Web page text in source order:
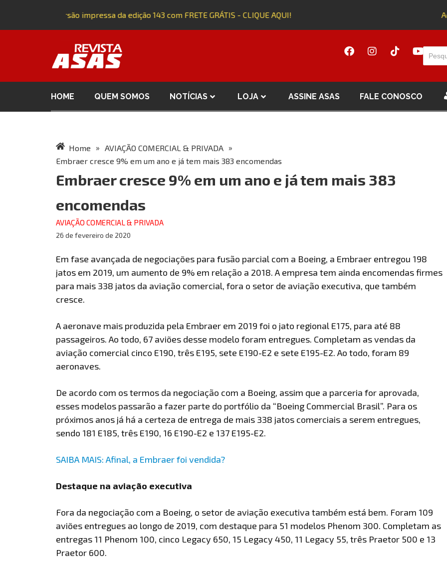
Adquira a versão impressa da edição 143 com FRETE GRÁTIS - CLIQUE AQUI!
HOME QUEM SOMOS NOTÍCIAS LOJA ASSINE ASAS FALE CONOSCO
Home » AVIAÇÃO COMERCIAL & PRIVADA »
Embraer cresce 9% em um ano e já tem mais 383 encomendas
Embraer cresce 9% em um ano e já tem mais 383
encomendas
AVIAÇÃO COMERCIAL & PRIVADA
26 de fevereiro de 2020
Em fase avançada de negociações para fusão parcial com a Boeing, a Embraer entregou 198
jatos em 2019, um aumento de 9% em relação a 2018. A empresa tem ainda encomendas firmes
para mais 338 jatos da aviação comercial, fora o setor de aviação executiva, que também
cresce.
A aeronave mais produzida pela Embraer em 2019 foi o jato regional E175, para até 88
passageiros. Ao todo, 67 aviões desse modelo foram entregues. Completam as vendas da
aviação comercial cinco E190, três E195, sete E190-E2 e sete E195-E2. Ao todo, foram 89
aeronaves.
De acordo com os termos da negociação com a Boeing, assim que a parceria for aprovada,
esses modelos passarão a fazer parte do portfólio da “Boeing Commercial Brasil”. Para os
próximos anos já há a certeza de entrega de mais 338 jatos comerciais a serem entregues,
sendo 181 E185, três E190, 16 E190-E2 e 137 E195-E2.
SAIBA MAIS: Afinal, a Embraer foi vendida?
Destaque na aviação executiva
Fora da negociação com a Boeing, o setor de aviação executiva também está bem. Foram 109
aviões entregues ao longo de 2019, com destaque para 51 modelos Phenom 300. Completam as
entregas 11 Phenom 100, cinco Legacy 650, 15 Legacy 450, 11 Legacy 55, três Praetor 500 e 13
Praetor 600.